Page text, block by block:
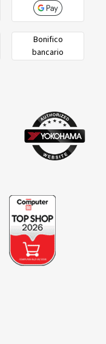
Bonifico
bancario